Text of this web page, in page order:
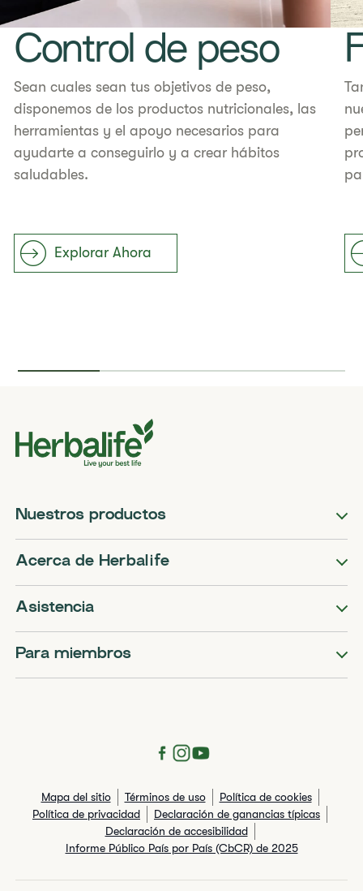
Control de peso
Sean cuales sean tus objetivos de peso,
disponemos de los productos nutricionales, las
herramientas y el apoyo necesarios para
ayudarte a conseguirlo y a crear hábitos
saludables.
Explorar Ahora
Nuestros productos
Acerca de Herbalife
Asistencia
Para miembros
Mapa del sitio Términos de uso
Política de cookies
Política de privacidad
Declaración de ganancias típicas
Declaración de accesibilidad
Informe Público País por País (CbCR) de 2025